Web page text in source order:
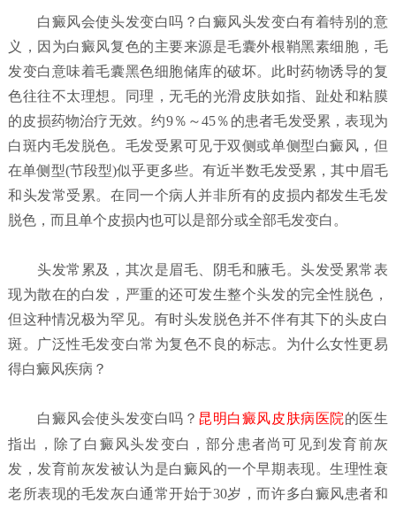
白癜风会使头发变白吗？ 白癜风头发变白有着特别的意
义，因为白癜风复色的主要来源是毛囊外根鞘黑素细胞，毛
发变白意味着毛囊黑色细胞储库的破坏。此时药物诱导的复
色往往不太理想。同理，无毛的光滑皮肤如指、趾处和粘膜
的皮损药物治疗无效。约9％～45％的患者毛发受累，表现为
白斑内毛发脱色。毛发受累可见于双侧或单侧型白癜风，但
在单侧型(节段型)似乎更多些。有近半数毛发受累，其中眉毛
和头发常受累。在同一个病人并非所有的皮损内都发生毛发
脱色，而且单个皮损内也可以是部分或全部毛发变白。
头发常累及，其次是眉毛、阴毛和腋毛。头发受累常表
现为散在的白发，严重的还可发生整个头发的完全性脱色，
但这种情况极为罕见。有时头发脱色并不伴有其下的头皮白
斑。广泛性毛发变白常为复色不良的标志。为什么女性更易
得白癜风疾病？
白癜风会使头发变白吗？ 昆明白癜风皮肤病医院的医生
指出，除了白癜风头发变白，部分患者尚可见到发育前灰
发，发育前灰发被认为是白癜风的一个早期表现。生理性衰
老所表现的毛发灰白通常开始于30岁，而许多白癜风患者和